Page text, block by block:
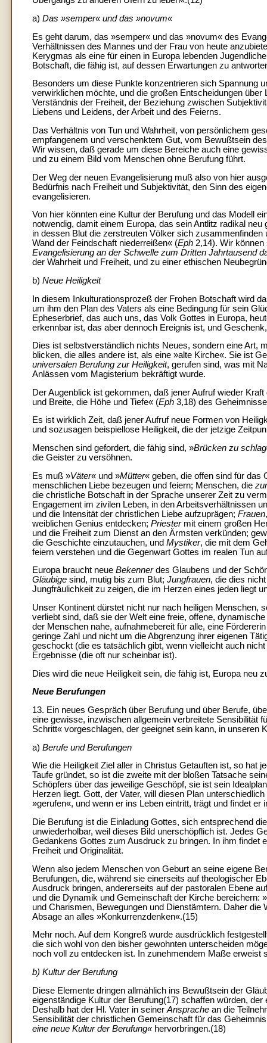
a) Das »semper« und das »novum«
Es geht darum, das »semper« und das »novum« des
Verhältnissen des Mannes und der Frau von heute
Kerygmas als eine für einen in Europa lebenden
Botschaft, die fähig ist, auf dessen Erwartungen zu
Besonders um diese Punkte konzentrieren sich Spannung
verwirklichen möchte, und die großen Entscheidungen
Verständnis der Freiheit, der Beziehung zwischen
Liebens und Leidens, der Arbeit und des Feierns.
Das Verhältnis von Tun und Wahrheit, von persönlichem
empfangenem und verschenktem Gut, vom Bewußtsein
Wir wissen, daß gerade um diese Bereiche auch eine
und zu einem Bild vom Menschen ohne Berufung führt.
Der Weg der neuen Evangelisierung muß also von hier
Bedürfnis nach Freiheit und Subjektivität, den Sinn des
evangelisieren.
Von hier könnten eine Kultur der Berufung und das Modell
notwendig, damit einem Europa, das sein Antlitz radikal
in dessen Blut die zerstreuten Völker sich
Wand der Feindschaft niederreißen« (Eph 2,14). Wir
Evangelisierung an der Schwelle zum Dritten Jahrtausend
der Wahrheit und Freiheit, und zu einer ethischen
b) Neue Heiligkeit
In diesem Inkulturationsprozeß der Frohen Botschaft wird
um ihm den Plan des Vaters als eine Bedingung für sein
Epheserbrief, das auch uns, das Volk Gottes in Europa,
erkennbar ist, das aber dennoch Ereignis ist, und
Dies ist selbstverständlich nichts Neues, sondern eine Art,
blicken, die alles andere ist, als eine »alte Kirche«. Sie ist
universalen Berufung zur Heiligkeit, gerufen sind, was mit
Anlässen vom Magisterium bekräftigt wurde.
Der Augenblick ist gekommen, daß jener Aufruf wieder
und Breite, die Höhe und Tiefe« (Eph 3,18) des
Es ist wirklich Zeit, daß jener Aufruf neue Formen von
und sozusagen beispiellose Heiligkeit, die der jetzige
Menschen sind gefordert, die fähig sind, »Brücken zu
die Geister zu versöhnen.
Es muß »Väter« und »Mütter« geben, die offen sind für
menschlichen Liebe bezeugen und feiern; Menschen, die
die christliche Botschaft in der Sprache unserer Zeit zu
Engagement im zivilen Leben, in den Arbeitsverhältnissen
und die Intensität der christlichen Liebe aufzuprägen; Frauen
weiblichen Genius entdecken; Priestermit einem großen
und die Freiheit zum Dienst an den Ärmsten verkünden;
die Geschichte einzutauchen, und Mystiker, die mit dem
feiern verstehen und die Gegenwart Gottes im realen Tun
Europa braucht neue Bekennerdes Glaubens und der
Gläubige sind, mutig bis zum Blut; Jungfrauen, die dies
Jungfräulichkeit zu zeigen, die im Herzen eines jeden liegt
Unser Kontinent dürstet nicht nur nach heiligen Menschen,
verliebt sind, daß sie der Welt eine freie, offene,
der Menschen nahe, aufnahmebereit für alle, eine
geringe Zahl und nicht um die Abgrenzung ihrer eigenen
geschockt (die es tatsächlich gibt, wenn vielleicht auch
Ergebnisse (die oft nur scheinbar ist).
Dies wird die neue Heiligkeit sein, die fähig ist, Europa neu
Neue Berufungen
13. Ein neues Gespräch über Berufung und über Berufe,
eine gewisse, inzwischen allgemein verbreitete Sensibilität
Schritt« vorgeschlagen, der geeignet sein kann, in unseren
a) Berufe und Berufungen
Wie die Heiligkeit Ziel aller in Christus Getauften ist, so hat
Taufe gründet, so ist die zweite mit der bloßen Tatsache
Schöpfers über das jeweilige Geschöpf, sie ist sein
Herzen liegt. Gott, der Vater, will diesen Plan
»gerufen«, und wenn er ins Leben eintritt, trägt und findet
Die Berufung ist die Einladung Gottes, sich entsprechend
unwiederholbar, weil dieses Bild unerschöpflich ist. Jedes
Gedankens Gottes zum Ausdruck zu bringen. In ihm findet
Freiheit und Originalität.
Wenn also jedem Menschen von Geburt an seine eigene
Berufungen, die, während sie einerseits auf theologischer
Ausdruck bringen, andererseits auf der pastoralen Ebene
und die Dynamik und Gemeinschaft der Kirche bereichern:
und Charismen, Bewegungen und Dienstämtern. Daher
Absage an alles »Konkurrenzdenken«.(15)
Mehr noch. Auf dem Kongreß wurde ausdrücklich
die sich wohl von den bisher gewohnten unterscheiden
noch voll zu entdecken ist. In zunehmendem Maße erweist
b) Kultur der Berufung
Diese Elemente dringen allmählich ins Bewußtsein der
eigenständige Kultur der Berufung(17) schaffen würden,
Deshalb hat der Hl. Vater in seiner Ansprache an die
Sensibilität der christlichen Gemeinschaft für das
eine neue Kultur der Berufung«hervorbringen.(18)